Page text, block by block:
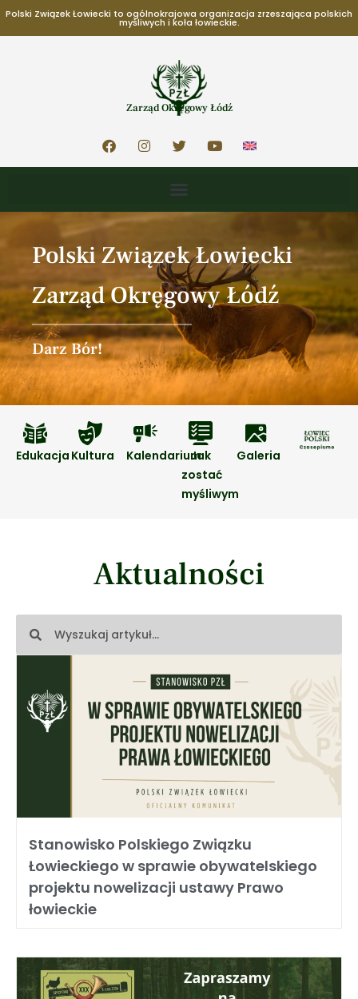
Polski Związek Łowiecki to ogólnokrajowa organizacja zrzeszająca polskich
myśliwych i koła łowieckie.
Zarząd Okręgowy Łódź
Polski Związek Łowiecki
Zarząd Okręgowy Łódź
Darz Bór!
Edukacja Kultura KalendariumJak
zostać
myśliwym
Galeria
Aktualności
Stanowisko Polskiego Związku
Łowieckiego w sprawie obywatelskiego
projektu nowelizacji ustawy Prawo
łowieckie